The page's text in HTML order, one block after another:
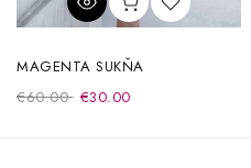
MAGENTA SUKŇA
€60.00 €30.00